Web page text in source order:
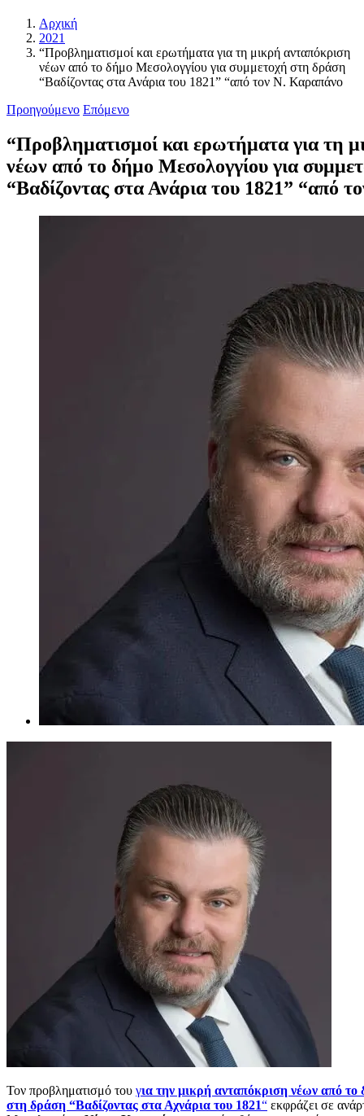
Αρχική
2021
“Προβληματισμοί και ερωτήματα για τη μικρή ανταπόκριση
νέων από το δήμο Μεσολογγίου για συμμετοχή στη δράση
“Βαδίζοντας στα Ανάρια του 1821” “από τον Ν. Καραπάνο
Προηγούμενο Επόμενο
“Προβληματισμοί και ερωτήματα για τη
νέων από το δήμο Μεσολογγίου για
“Βαδίζοντας στα Ανάρια του 1821” “από
Τον προβληματισμό του για την μικρή ανταπόκριση νέων από
στη δράση “Βαδίζοντας στα Αχνάρια του 1821“ εκφράζει σε